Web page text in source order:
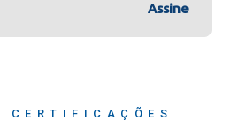
Assine
CERTIFICAÇÕES